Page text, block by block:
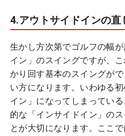
4.アウトサイドインの直
生かし方次第でゴルフの幅
イン」のスイングですが、
かり回す基本のスイングが
い方になります。いわゆる
イン」になってしまってい
的な「インサイドイン」の
とが大切になります。ここ